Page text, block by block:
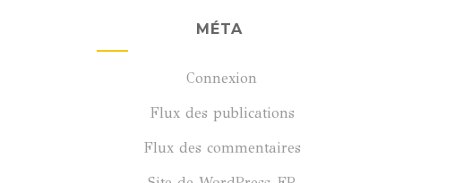
MÉTA
Connexion
Flux des publications
Flux des commentaires